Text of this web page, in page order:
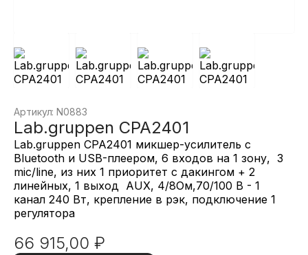
Артикул: N0883
Lab.gruppen CPA2401
Lab.gruppen CPA2401 микшер-усилитель с
Bluetooth и USB-плеером, 6 входов на 1 зону, 3
mic/line, из них 1 приоритет с дакингом + 2
линейных, 1 выход AUX, 4/8Ом,70/100 B - 1
канал 240 Вт, крепление в рэк, подключение 1
регулятора
66 915,00 ₽